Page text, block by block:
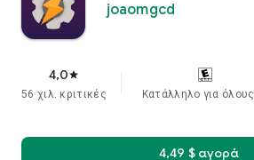
joaomgcd
4,0star
56 χιλ. κριτικές Κατάλληλο για όλους
4,49 $ αγορά